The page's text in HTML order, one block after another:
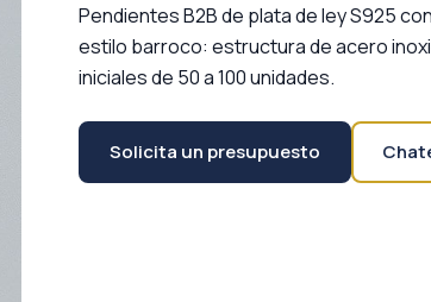
Pendientes B2B de plata de ley S925
estilo barroco: estructura de acero
iniciales de 50 a 100 unidades.
Solicita un presupuesto